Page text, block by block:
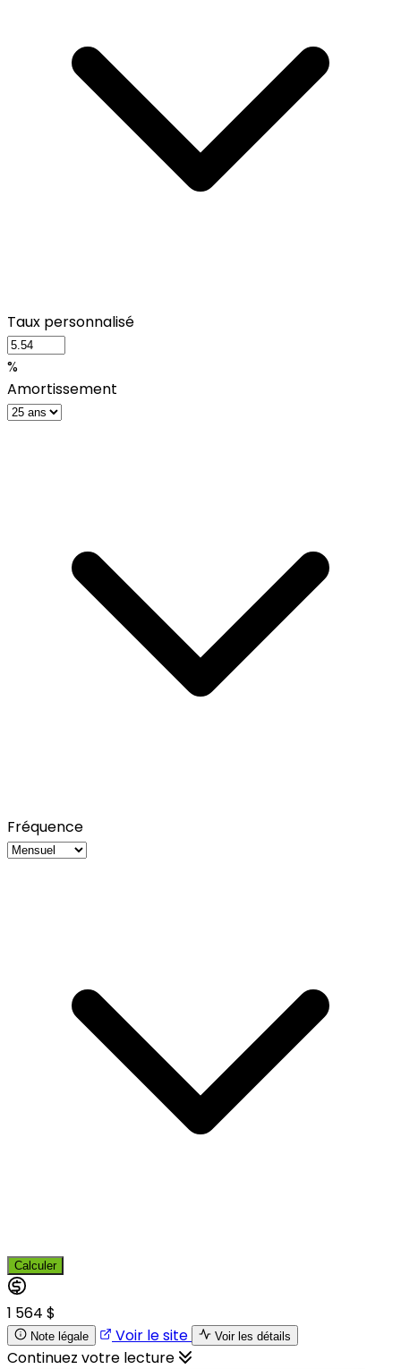
Taux personnalisé
%
Amortissement
Fréquence
Calculer
1 564 $
Note légale Voir le site Voir les détails
Continuez votre lecture